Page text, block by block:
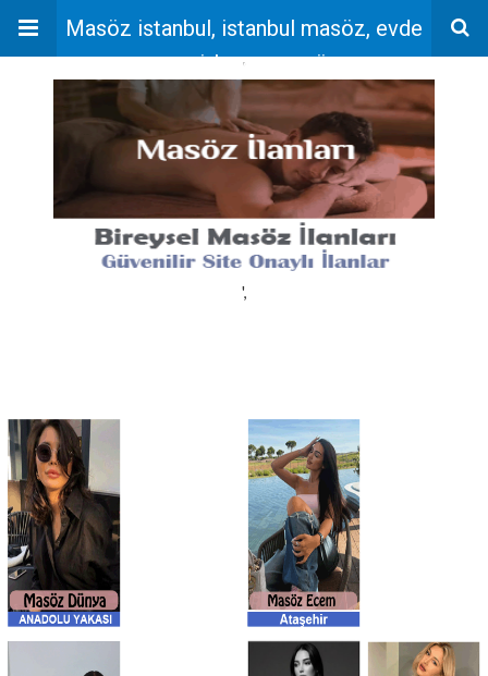
Masöz istanbul, istanbul masöz, evde
masaj, bayan masöz
'
',